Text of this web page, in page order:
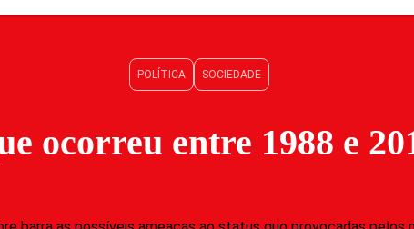
POLÍTICA SOCIEDADE
ocorreu entre 1988 e